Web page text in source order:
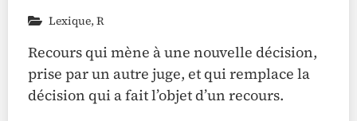
Lexique, R
Recours qui mène à une nouvelle décision,
prise par un autre juge, et qui remplace la
décision qui a fait l’objet d’un recours.